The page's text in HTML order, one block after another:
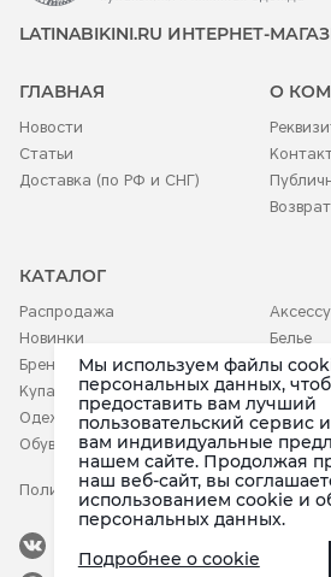
LATINABIKINI.RU ИНТЕРНЕТ-
ГЛАВНАЯ
Новости
Статьи
Доставка (по РФ и СНГ)
О
КАТАЛОГ
Распродажа
Новинки
Бренды
Купальники
Одежда
Обувь
Белье
Детское
Политика конфиденциальности
Мы используем файлы
персональных данных,
предоставить вам лучший
пользовательский сервис
вам индивидуальные
нашем сайте. Продолжая
наш веб-сайт, вы
использованием cookie и
персональных данных.
Подробнее о cookie